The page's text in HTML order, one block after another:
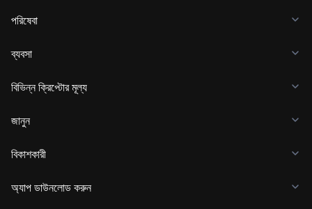
পরিষেবা
ব্যবসা
বিভিন্ন ক্রিপ্টোর মূল্য
জানুন
বিকাশকারী
অ্যাপ ডাউনলোড করুন